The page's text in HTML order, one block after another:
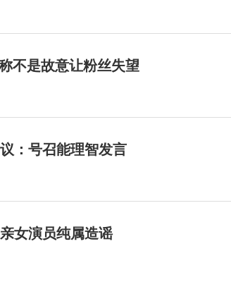
不是故意让粉丝失望
：号召能理智发言
女演员纯属造谣